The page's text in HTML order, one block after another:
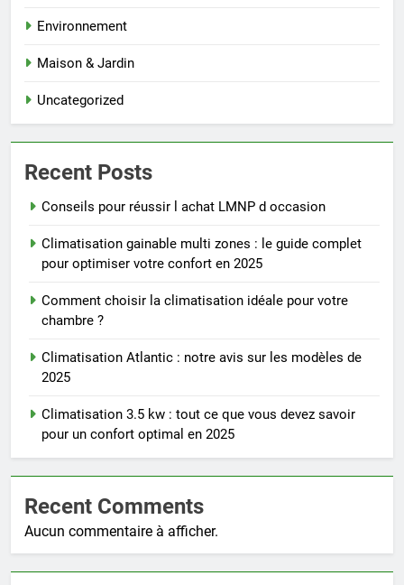
Environnement
Maison & Jardin
Uncategorized
Recent Posts
Conseils pour réussir l achat LMNP d occasion
Climatisation gainable multi zones : le guide complet
pour optimiser votre confort en 2025
Comment choisir la climatisation idéale pour votre
chambre ?
Climatisation Atlantic : notre avis sur les modèles de
2025
Climatisation 3.5 kw : tout ce que vous devez savoir
pour un confort optimal en 2025
Recent Comments
Aucun commentaire à afficher.